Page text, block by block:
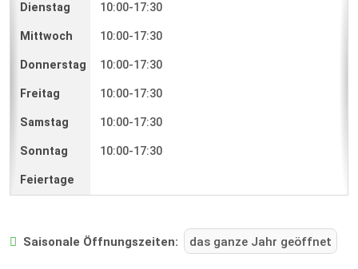
10:00-17:30
10:00-17:30
10:00-17:30
10:00-17:30
10:00-17:30
10:00-17:30
Saisonale Öffnungszeiten: das ganze Jahr geöffnet